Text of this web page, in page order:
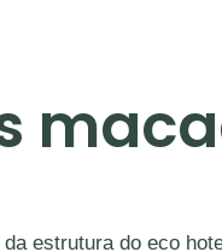
estrutura do eco